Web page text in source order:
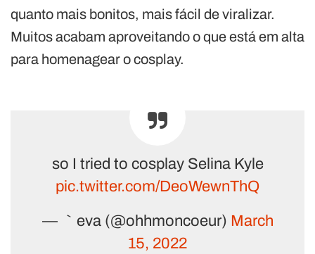
quanto mais bonitos, mais fácil de viralizar.
Muitos acabam aproveitando o que está em alta
para homenagear o cosplay.
so I tried to cosplay Selina Kyle
pic.twitter.com/DeoWewnThQ
— ｀eva (@ohhmoncoeur) March
15, 2022